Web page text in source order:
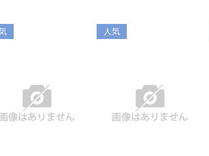
人気